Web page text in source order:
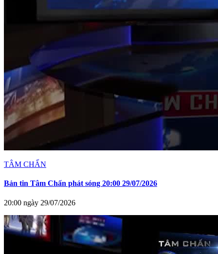
TÂM CHẤN
Bản tin Tâm Chấn phát sóng 20:00 29/07/2026
20:00 ngày 29/07/2026